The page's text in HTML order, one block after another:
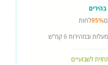
95%לחות
מעלות ובמהירות6קמ"ש
לשבועיים